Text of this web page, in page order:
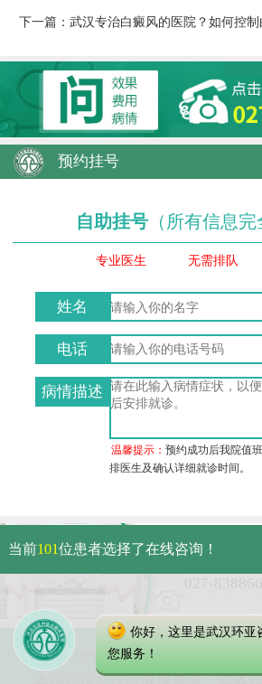
下一篇： 武汉专治白癜风的医院？如何控
预约挂号
自助挂号 （所有信息完
专业医生 无需排队
姓名
电话
病情描述
温馨提示：预约成功后我院值
排医生及确认详细就诊时间。
武汉市硚
免费电话：
Copyright 2023 武汉环亚中
当前101位患者选择了在线咨询！
你好，这里是武汉环亚
您服务！